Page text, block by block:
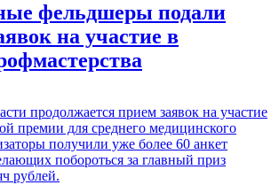
фельдшеры подали
на участие в
продолжается прием заявок на участие
премии для среднего медицинского
получили уже более 60 анкет
побороться за главный приз
рублей.